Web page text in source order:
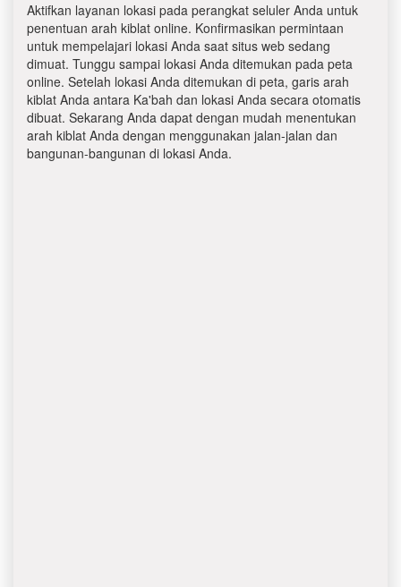
Aktifkan layanan lokasi pada perangkat seluler Anda untuk
penentuan arah kiblat online. Konfirmasikan permintaan
untuk mempelajari lokasi Anda saat situs web sedang
dimuat. Tunggu sampai lokasi Anda ditemukan pada peta
online. Setelah lokasi Anda ditemukan di peta, garis arah
kiblat Anda antara Ka'bah dan lokasi Anda secara otomatis
dibuat. Sekarang Anda dapat dengan mudah menentukan
arah kiblat Anda dengan menggunakan jalan-jalan dan
bangunan-bangunan di lokasi Anda.